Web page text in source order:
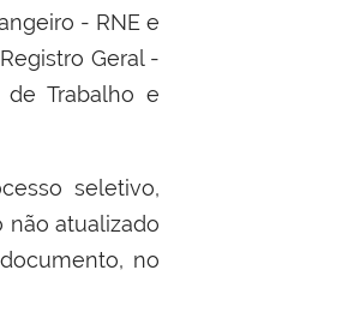
- RNE e
Geral -
de Trabalho e
seletivo,
não atualizado
no